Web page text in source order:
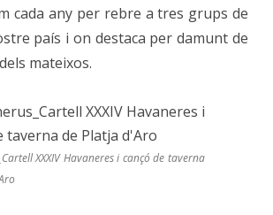
i
cançó
taverna
Platja
cada any per rebre a tres grups de
país i on destaca per damunt de
mateixos.
XXXIV Havaneres i cançó de taverna